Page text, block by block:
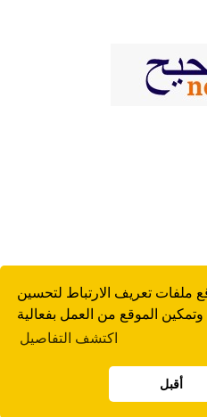
ملفات تعريف الارتباط لتحسين
اكتشف التفاصيل
أقبل
Copyright © 2023 وكالة الأنباء العربية. كل الحقوق محفوظة. |
من هيبيا